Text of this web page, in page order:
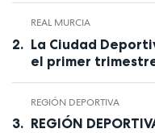
REAL MURCIA
La Ciudad
el primer
REGIÓN DEPORTIVA
REGIÓN